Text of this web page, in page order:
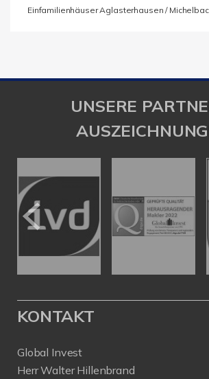
Einfamilienhäuser Aglasterhausen /
UNSERE
KONTAKT
Global Invest
Herr Walter Hillenbrand